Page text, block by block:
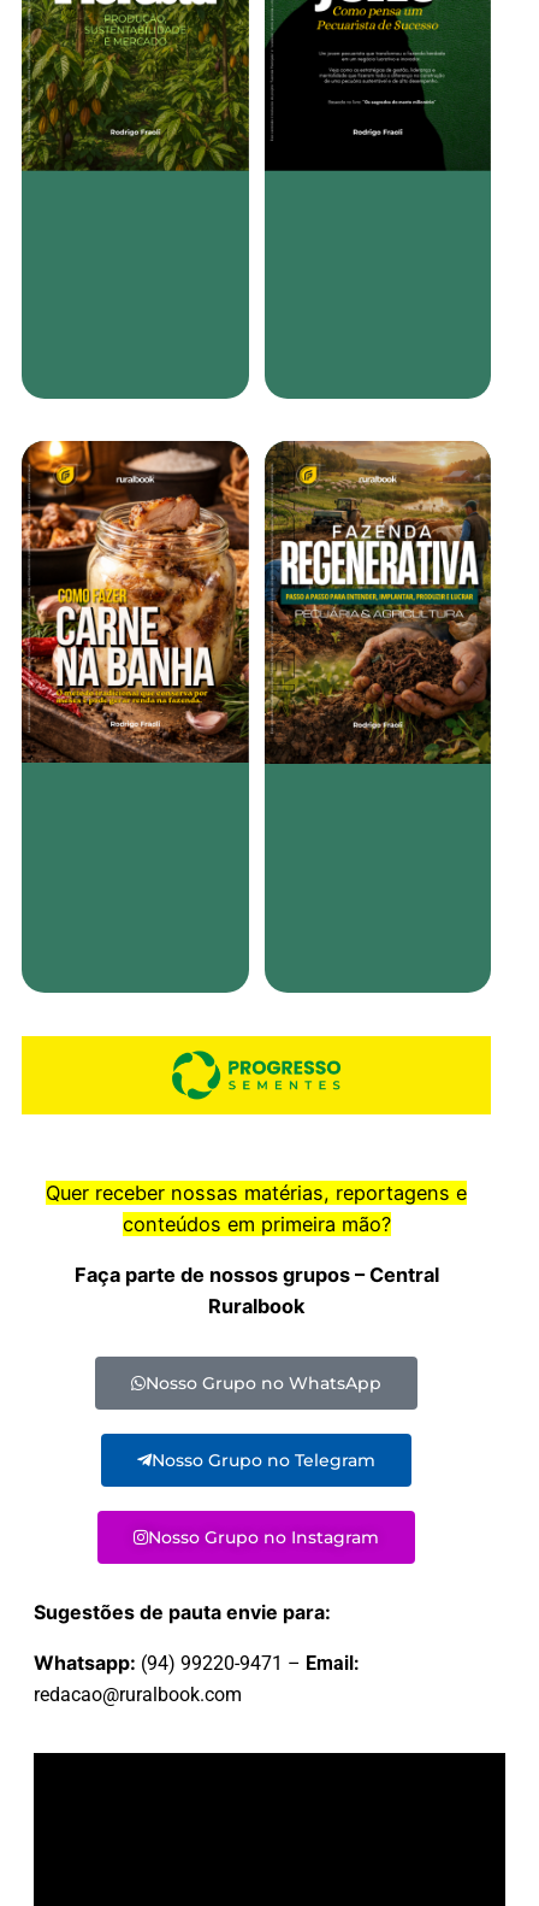
Quer receber nossas matérias, reportagens e
conteúdos em primeira mão?
Faça parte de nossos grupos – Central
Ruralbook
Nosso Grupo no WhatsApp
Nosso Grupo no Telegram
Nosso Grupo no Instagram
Sugestões de pauta envie para:
Whatsapp: (94) 99220-9471 – Email:
redacao@ruralbook.com